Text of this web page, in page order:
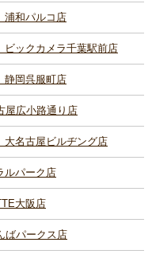
浦和パルコ店
ビックカメラ千葉駅前店
静岡呉服町店
屋広小路通り店
大名古屋ビルヂング店
ルパーク店
大阪店
ばパークス店